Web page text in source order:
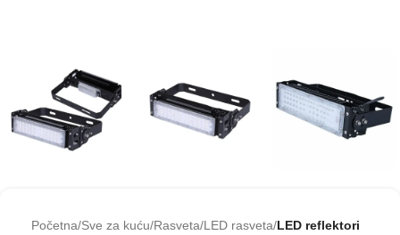
Početna Sve za kuću Rasveta LED rasveta LED reflektori